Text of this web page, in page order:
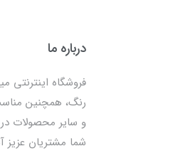
درباره ما
فروشگاه اینترنتی
رنگ، همچنین
و سایر محصولات
شما مشتریان